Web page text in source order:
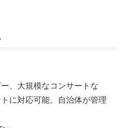
、大規模なコンサートな
に対応可能。自治体が管理